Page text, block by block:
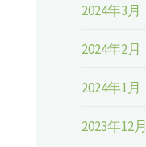
2024年3月
2024年2月
2024年1月
2023年12月